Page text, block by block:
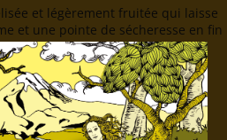
et légèrement fruitée qui laisse
et une pointe de sécheresse en fin